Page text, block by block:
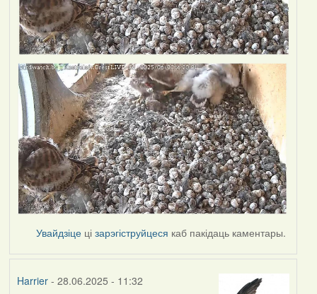
Увайдзіце цізарэгіструйцеся каб пакідаць каментары.
Harrier- 28.06.2025 - 11:32